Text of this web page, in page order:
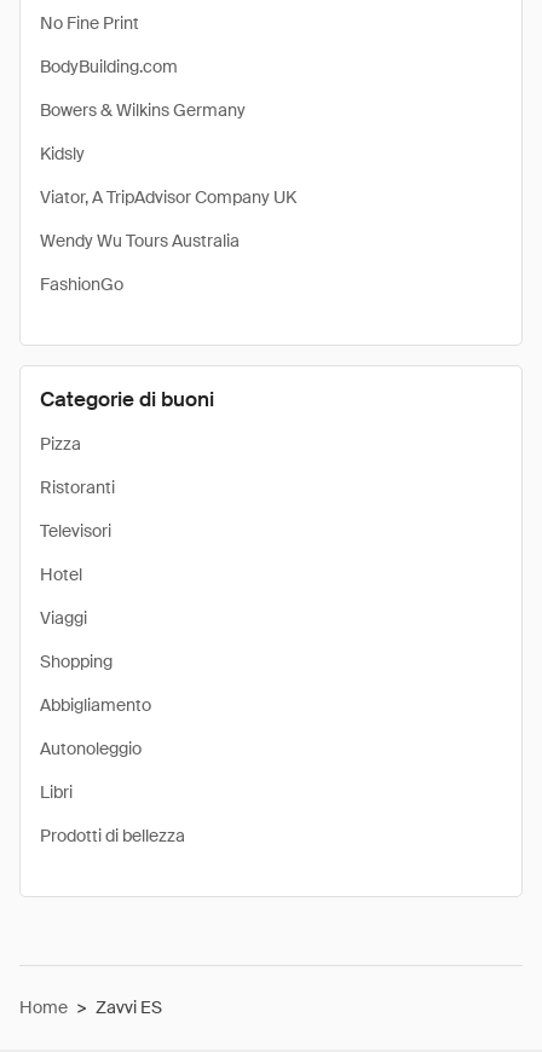
No Fine Print
BodyBuilding.com
Bowers & Wilkins Germany
Kidsly
Viator, A TripAdvisor Company UK
Wendy Wu Tours Australia
FashionGo
Categorie di buoni
Pizza
Ristoranti
Televisori
Hotel
Viaggi
Shopping
Abbigliamento
Autonoleggio
Libri
Prodotti di bellezza
Home > Zavvi ES